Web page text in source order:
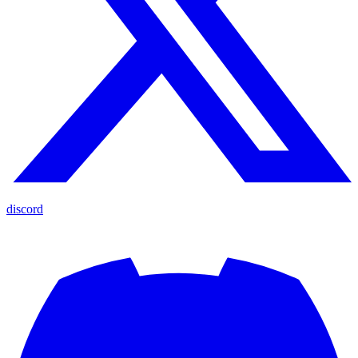
discord